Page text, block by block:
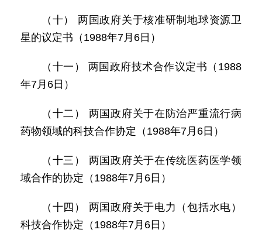
（十） 两国政府关于核准研制地球资源卫
星的议定书（1988年7月6日）
（十一） 两国政府技术合作议定书（1988
年7月6日）
（十二） 两国政府关于在防治严重流行病
药物领域的科技合作协定（1988年7月6日）
（十三） 两国政府关于在传统医药医学领
域合作的协定（1988年7月6日）
（十四） 两国政府关于电力（包括水电）
科技合作协定（1988年7月6日）